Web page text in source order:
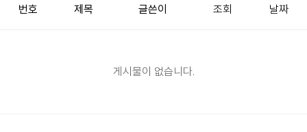
번호 제목 글쓴이 조회 날짜
게시물이 없습니다.